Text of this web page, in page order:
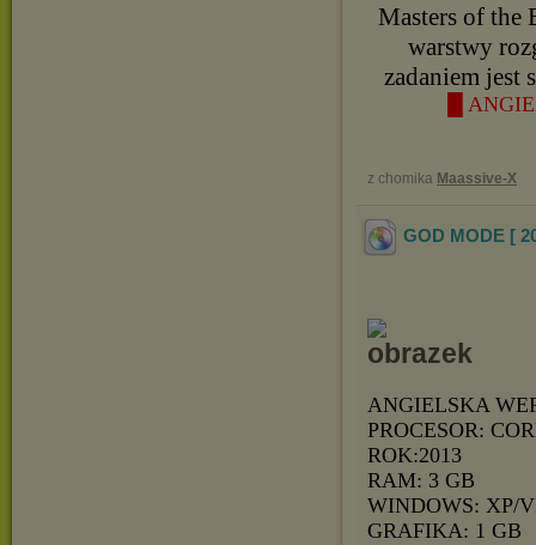
Masters of the
warstwy
zadaniem jest
█
z chomika Maassive-X
GOD MODE [
ANGIELSKA
PROCESOR:
ROK:2013
RAM: 3 GB
WINDOWS: XP/
GRAFIKA: 1 GB